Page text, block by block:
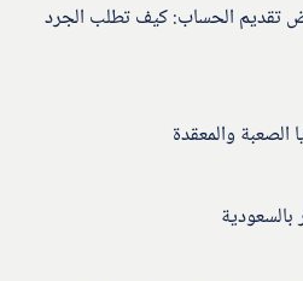
تقديم الحساب: كيف تطلب الجرد
والمعقدة
بالسعودية